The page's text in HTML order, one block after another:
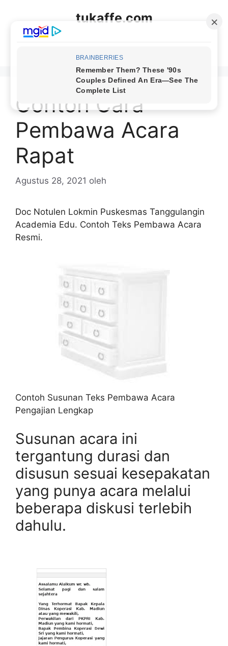
tukaffe.com
Contoh Cara
Pembawa Acara
Rapat
Agustus 28, 2021 oleh
Doc Notulen Lokmin Puskesmas Tanggulangin
Academia Edu. Contoh Teks Pembawa Acara
Resmi.
Contoh Susunan Teks Pembawa Acara
Pengajian Lengkap
Susunan acara ini
tergantung durasi dan
disusun sesuai kesepakatan
yang punya acara melalui
beberapa diskusi terlebih
dahulu.